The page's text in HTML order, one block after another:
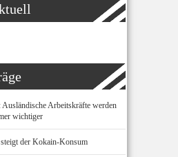
Ausländische Arbeitskräfte werden
wichtiger
der Kokain-Konsum